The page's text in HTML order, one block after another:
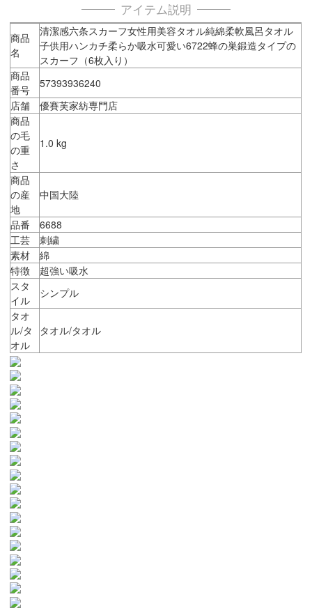
アイテム説明
商品
名
清潔感六条スカーフ女性用美容タオル純綿柔軟風呂タオル
子供用ハンカチ柔らか吸水可愛い6722蜂の巣鍛造タイプの
スカーフ（6枚入り）
商品
番号
57393936240
店舗
優賽芙家紡専門店
商品
の毛
の重
さ
1.0 kg
商品
の産
地
中国大陸
品番
6688
工芸
刺繍
素材
綿
特徴
超強い吸水
スタ
イル
シンプル
タオ
ル/タ
オル
タオル/タオル